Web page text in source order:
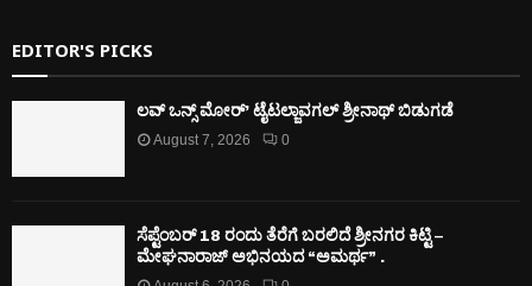
EDITOR'S PICKS
ಲವ್ ಒನ್ಸ್ ಮೋರ್’ ಟೈಟಲ್ಜಾವಗಲ್ ಶ್ರೀನಾಥ್ ಬಿಡುಗಡೆ
August 7, 2026 0
ಸೆಪ್ಟೆಂಬರ್ 18 ರಂದು ತೆರೆಗೆ ಬರಲಿದೆ ಶ್ರೀನಗರ ಕಿಟ್ಟಿ –
ಮೇಘನಾರಾಜ್ ಅಭಿನಯದ “ಅಮರ್ಥ” .